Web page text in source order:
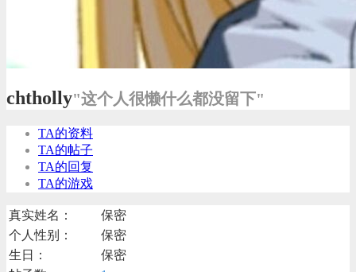
chtholly"这个人很懒什么都没留下"
TA的资料
TA的帖子
TA的回复
TA的游戏
真实姓名：
保密
个人性别：
保密
生日：
保密